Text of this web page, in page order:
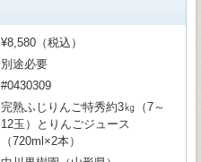
¥8,580（税込）
別途必要
#0430309
完熟ふじりんご特秀約3㎏（7～
12玉）とりんごジュース
（720ml×2本）